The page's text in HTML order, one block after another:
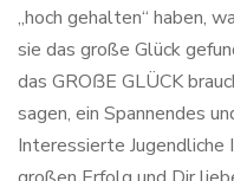
„hoch gehalten“ haben,
sie das große Glück
das GROßE GLÜCK
sagen, ein Spannendes
Interessierte Jugendliche